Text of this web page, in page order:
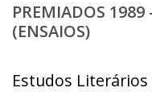
PREMIADOS 1989
(ENSAIOS)
Estudos Literários